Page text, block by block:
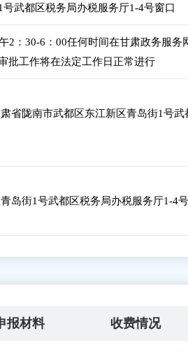
武都区税务局办税服务厅1-4号窗口
2：30-6：00任何时间在甘肃政务服务
批工作将在法定工作日正常进行
省陇南市武都区东江新区青岛街1号
岛街1号武都区税务局办税服务厅1-4
报材料 收费情况